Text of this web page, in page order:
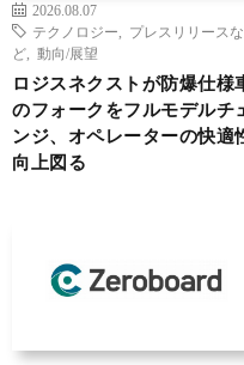
2026.08.07
テクノロジー
プレスリリースな
ど
動向/展望
ロジスネクストが防爆仕様
のフォークをフルモデルチ
ンジ、オペレーターの快適
向上図る